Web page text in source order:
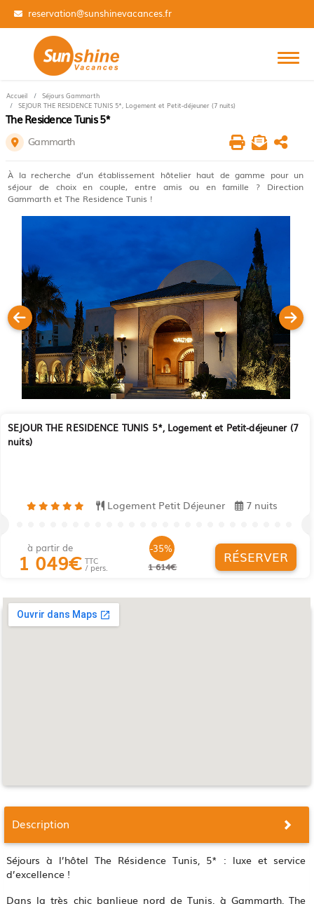
reservation@sunshinevacances.fr
Accueil
Séjours Gammarth
SEJOUR THE RESIDENCE TUNIS 5*, Logement et Petit-déjeuner (7 nuits)
The Residence Tunis 5*
Gammarth
À la recherche d’un établissement hôtelier haut de gamme pour un
séjour de choix en couple, entre amis ou en famille ? Direction
Gammarth et The Residence Tunis !
SEJOUR THE RESIDENCE TUNIS 5*, Logement et Petit-déjeuner (7
nuits)
Logement Petit Déjeuner 7 nuits
à partir de
1 049€ TTC
/ pers.
-35%
1 614€
RÉSERVER
Description
Séjours à l’hôtel The Résidence Tunis, 5* : luxe et service
d’excellence !
Dans la très chic banlieue nord de Tunis, à Gammarth, The